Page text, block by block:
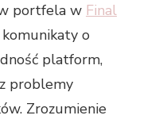
portfela w Final
o
platform,
problemy
Zrozumienie